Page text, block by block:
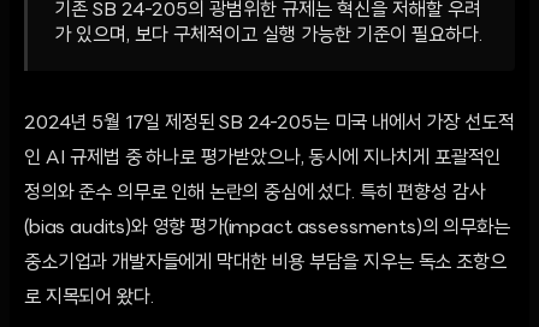
기존 SB 24-205의 광범위한 규제는 혁신을 저해할 우려
가 있으며, 보다 구체적이고 실행 가능한 기준이 필요하다.
2024년 5월 17일 제정된 SB 24-205는 미국 내에서 가장 선도적
인 AI 규제법 중 하나로 평가받았으나, 동시에 지나치게 포괄적인
정의와 준수 의무로 인해 논란의 중심에 섰다. 특히 편향성 감사
(bias audits)와 영향 평가(impact assessments)의 의무화는
중소기업과 개발자들에게 막대한 비용 부담을 지우는 독소 조항으
로 지목되어 왔다.